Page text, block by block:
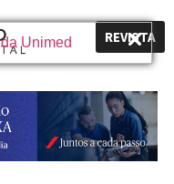
REVISTA